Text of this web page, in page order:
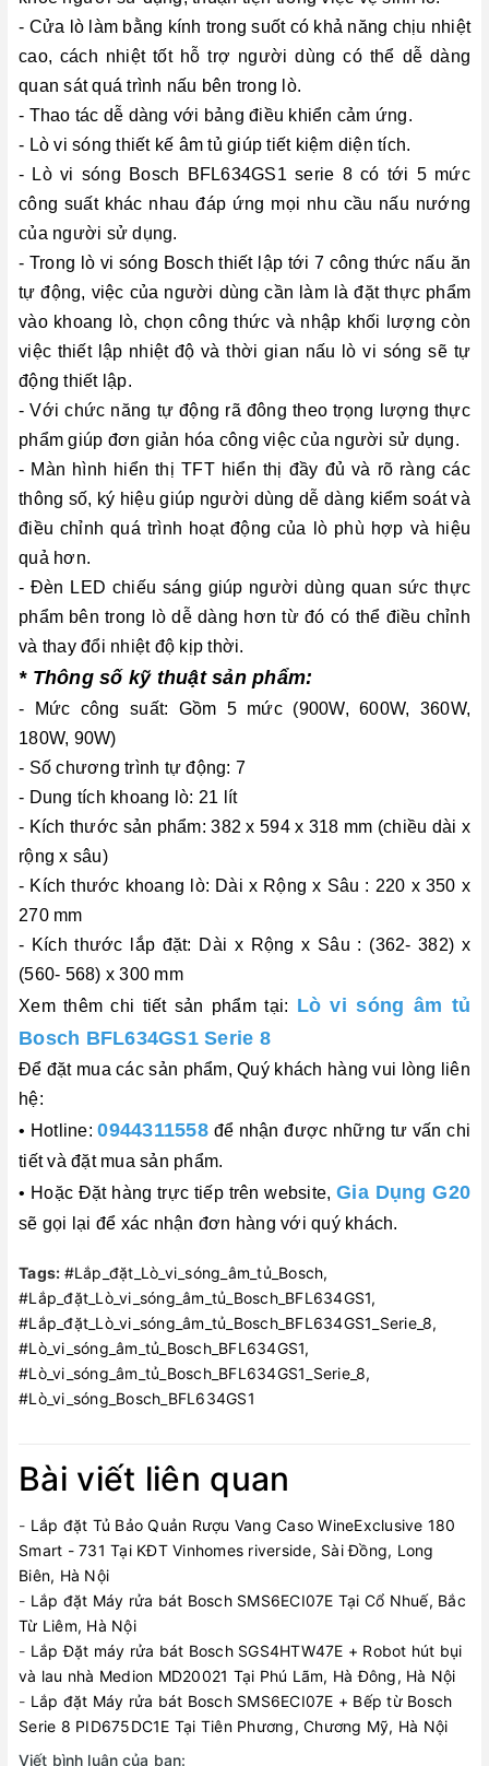
- Cửa lò làm bằng kính trong suốt có khả năng chịu nhiệt
cao, cách nhiệt tốt hỗ trợ người dùng có thể dễ dàng
quan sát quá trình nấu bên trong lò.
- Thao tác dễ dàng với bảng điều khiển cảm ứng.
- Lò vi sóng thiết kế âm tủ giúp tiết kiệm diện tích.
- Lò vi sóng Bosch BFL634GS1 serie 8 có tới 5 mức
công suất khác nhau đáp ứng mọi nhu cầu nấu nướng
của người sử dụng.
- Trong lò vi sóng Bosch thiết lập tới 7 công thức nấu ăn
tự động, việc của người dùng cần làm là đặt thực phẩm
vào khoang lò, chọn công thức và nhập khối lượng còn
việc thiết lập nhiệt độ và thời gian nấu lò vi sóng sẽ tự
động thiết lập.
- Với chức năng tự động rã đông theo trọng lượng thực
phẩm giúp đơn giản hóa công việc của người sử dụng.
- Màn hình hiển thị TFT hiển thị đầy đủ và rõ ràng các
thông số, ký hiệu giúp người dùng dễ dàng kiểm soát và
điều chỉnh quá trình hoạt động của lò phù hợp và hiệu
quả hơn.
- Đèn LED chiếu sáng giúp người dùng quan sức thực
phẩm bên trong lò dễ dàng hơn từ đó có thể điều chỉnh
và thay đổi nhiệt độ kịp thời.
* Thông số kỹ thuật sản phẩm:
- Mức công suất: Gồm 5 mức (900W, 600W, 360W,
180W, 90W)
- Số chương trình tự động: 7
- Dung tích khoang lò: 21 lít
- Kích thước sản phẩm: 382 x 594 x 318 mm (chiều dài x
rộng x sâu)
- Kích thước khoang lò: Dài x Rộng x Sâu : 220 x 350 x
270 mm
- Kích thước lắp đặt: Dài x Rộng x Sâu : (362- 382) x
(560- 568) x 300 mm
Xem thêm chi tiết sản phẩm tại: Lò vi sóng âm tủ
Bosch BFL634GS1 Serie 8
Để đặt mua các sản phẩm, Quý khách hàng vui lòng liên
hệ:
• Hotline:0944311558để nhận được những tư vấn chi
tiết và đặt mua sản phẩm.
• Hoặc Đặt hàng trực tiếp trên website, Gia Dụng G20
sẽ gọi lại để xác nhận đơn hàng với quý khách.
Tags: #Lắp_đặt_Lò_vi_sóng_âm_tủ_Bosch,
#Lắp_đặt_Lò_vi_sóng_âm_tủ_Bosch_BFL634GS1,
#Lắp_đặt_Lò_vi_sóng_âm_tủ_Bosch_BFL634GS1_Serie_8,
#Lò_vi_sóng_âm_tủ_Bosch_BFL634GS1,
#Lò_vi_sóng_âm_tủ_Bosch_BFL634GS1_Serie_8,
#Lò_vi_sóng_Bosch_BFL634GS1
Bài viết liên quan
- Lắp đặt Tủ Bảo Quản Rượu Vang Caso WineExclusive 180
Smart - 731 Tại KĐT Vinhomes riverside, Sài Đồng, Long
Biên, Hà Nội
- Lắp đặt Máy rửa bát Bosch SMS6ECI07E Tại Cổ Nhuế, Bắc
Từ Liêm, Hà Nội
- Lắp Đặt máy rửa bát Bosch SGS4HTW47E + Robot hút bụi
và lau nhà Medion MD20021 Tại Phú Lãm, Hà Đông, Hà Nội
- Lắp đặt Máy rửa bát Bosch SMS6ECI07E + Bếp từ Bosch
Serie 8 PID675DC1E Tại Tiên Phương, Chương Mỹ, Hà Nội
Viết bình luận của bạn: